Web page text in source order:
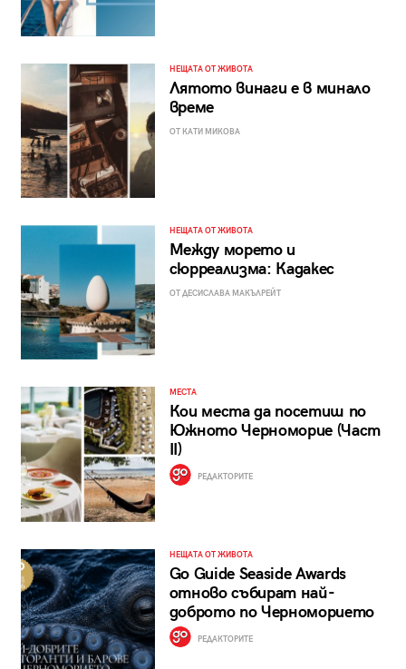
НЕЩАТА ОТ ЖИВОТА
Лятото винаги е в минало
време
ОТ КАТИ МИКОВА
НЕЩАТА ОТ ЖИВОТА
Между морето и
сюрреализма: Кадакес
ОТ ДЕСИСЛАВА МАКЪЛРЕЙТ
МЕСТА
Кои места да посетиш по
Южното Черноморие (Част
II)
РЕДАКТОРИТЕ
НЕЩАТА ОТ ЖИВОТА
Go Guide Seaside Awards
отново събират най-
доброто по Черноморието
РЕДАКТОРИТЕ